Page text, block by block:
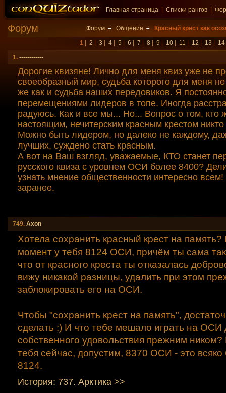
Главная страница Списки рангов
Форум Форум Общение Красный крест как
1 2 3 4 5 6 7 8 9 10 11 12 13 14
1. ------------
Дорогие квизяне! Лично для меня квиз уже не
своеобразный мир, судьба которого для меня
же как и судьба наших передовиков. Я
перемещениями лидеров в топе. Иногда
радуюсь. Как и все мы... Но... Вопрос о том, кто
настоящим, нечитерским красным крестом
Можно быть лидером, но далеко не каждому,
лучших, суждено стать красным.
А вот на Ваш взгляд, уважаемые, КТО станет
русского квиза с уровнем ОСИ более 8400?
узнать мнение общественности интересно
заранее.
749. Axon
Хотела сохранить красный крест на
момент у тебя 8124 ОСИ, причём ты сама
что от красного креста ты отказалась
вижу никакой разницы, удалить при этом
заблокировать его на ОСИ.
Чтобы "сохранить крест на память",
сделать :) И что тебе мешало играть на ОСИ
собственного удовольствия прежним
тебя сейчас, допустим, 8370 ОСИ - это
8124.
История: 737. Аpктика >>